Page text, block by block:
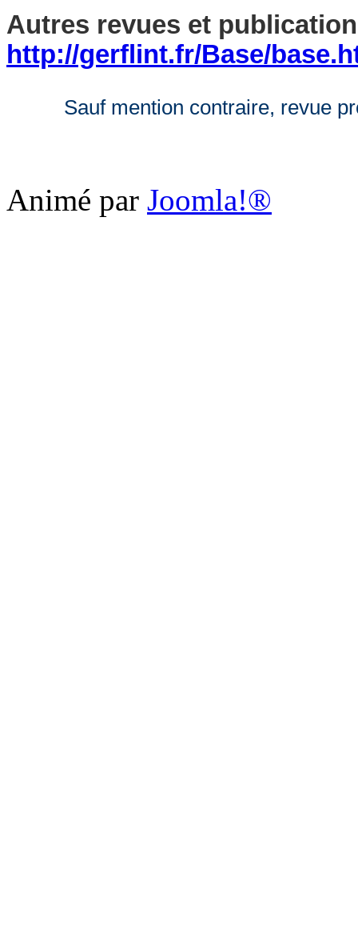
Autres revues et
http://gerflint.fr/Base/
Sauf mention contraire, revue
Animé par Joomla!®